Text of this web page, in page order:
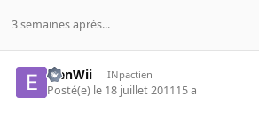
3 semaines après...
ElenWii INpactien
Posté(e) le 18 juillet 201115 a